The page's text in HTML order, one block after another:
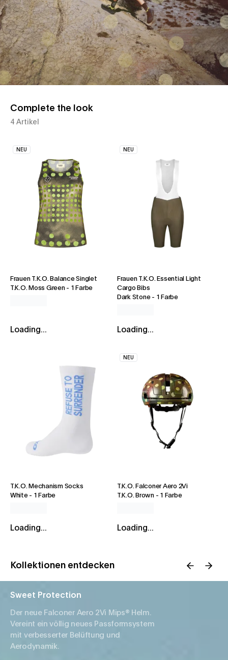
Complete the look
4 Artikel
NEU
Frauen T.K.O. Balance Singlet
T.K.O. Moss Green- 1 Farbe
Loading...
NEU
Frauen T.K.O. Essential Light
Cargo Bibs
Dark Stone- 1 Farbe
Loading...
T.K.O. Mechanism Socks
White- 1 Farbe
Loading...
NEU
T.K.O. Falconer Aero 2Vi
T.K.O. Brown- 1 Farbe
Loading...
Kollektionen entdecken
Sweet Protection
Der neue Falconer Aero 2Vi Mips® Helm.
Vereint ein völlig neues Passformsystem
mit verbesserter Belüftung und
Aerodynamik.